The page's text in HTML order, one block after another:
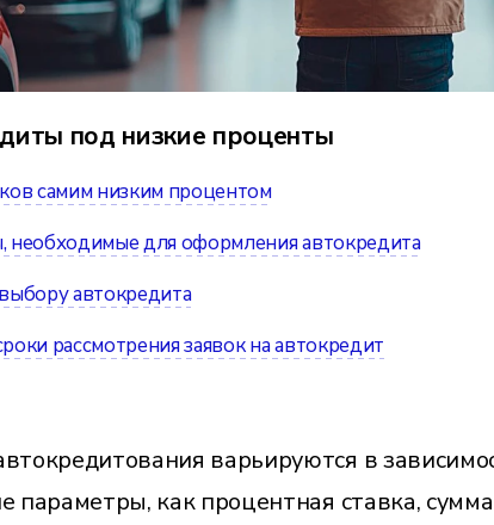
под низкие проценты
самим низким процентом
необходимые для оформления автокредита
автокредита
рассмотрения заявок на автокредит
варьируются в
параметры, как процентная ставка,